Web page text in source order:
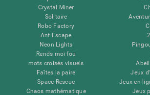
Crystal Miner
Solitaire
Robo Factory
Ant Escape
Neon Lights
Rends moi fou
mots croisés visuels
Faîtes la paire
Space Rescue
Chaos mathématique
Jeux
Jeux en
Jeux